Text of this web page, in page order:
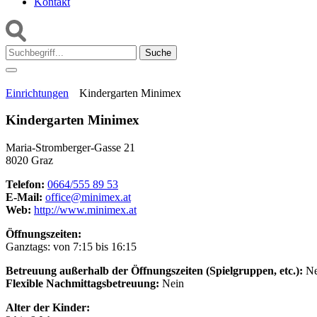
Suche:
Einrichtungen Kindergarten Minimex
Kindergarten Minimex
Maria-Stromberger-Gasse 21
8020 Graz
Telefon: 0664/555 89 53
E-Mail: office@minimex.at
Web: http://www.minimex.at
Öffnungszeiten:
Ganztags: von 7:15 bis 16:15
Betreuung außerhalb der Öffnungszeiten (Spielgruppen, etc.):
Flexible Nachmittagsbetreuung: Nein
Alter der Kinder: